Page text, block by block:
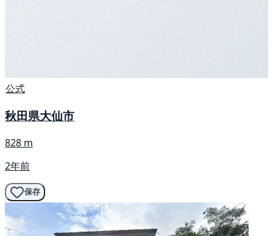
公式
秋田県大仙市
828 m
2年前
保存